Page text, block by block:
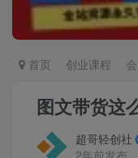
首页 创业课程
图文带货这
超哥轻创社
2年前发布